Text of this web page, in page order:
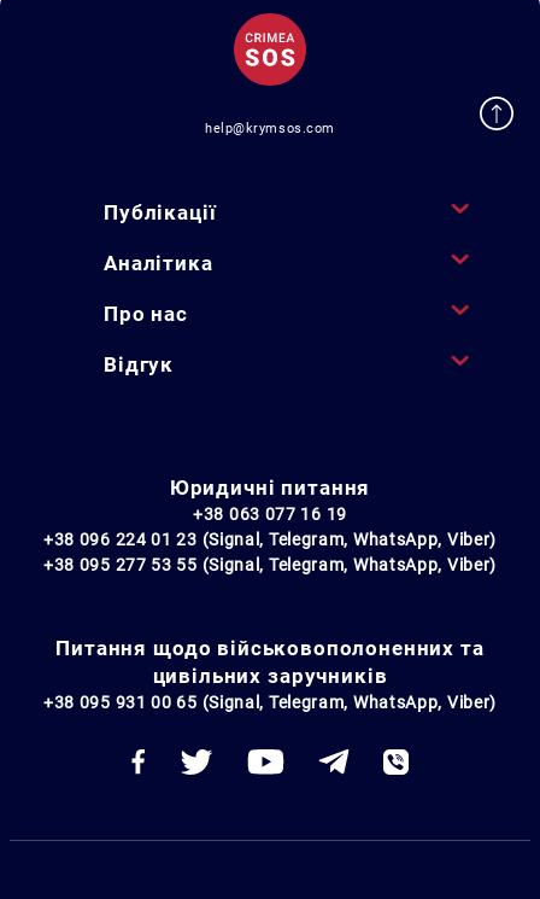
help@krymsos.com
Публікації
Аналітика
Про нас
Відгук
Юридичні питання
+38 063 077 16 19
+38 096 224 01 23 (Signal, Telegram, WhatsApp, Viber)
+38 095 277 53 55 (Signal, Telegram, WhatsApp, Viber)
Питання щодо військовополоненних та
цивільних заручників
+38 095 931 00 65 (Signal, Telegram, WhatsApp, Viber)